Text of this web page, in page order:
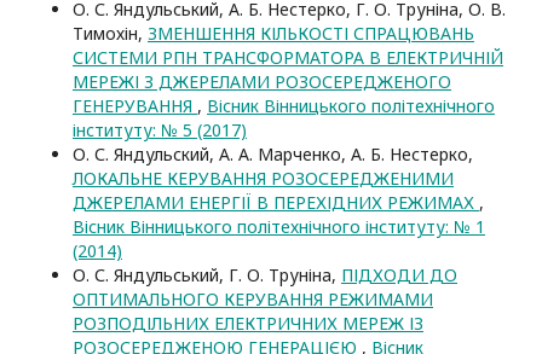
О. С. Яндульський, А. Б. Нестерко, Г. О. Труніна, О. В.
Тимохін, ЗМЕНШЕННЯ КІЛЬКОСТІ СПРАЦЮВАНЬ
СИСТЕМИ РПН ТРАНСФОРМАТОРА В ЕЛЕКТРИЧНІЙ
МЕРЕЖІ З ДЖЕРЕЛАМИ РОЗОСЕРЕДЖЕНОГО
ГЕНЕРУВАННЯ , Вісник Вінницького політехнічного
інституту: № 5 (2017)
О. С. Яндульский, А. А. Марченко, А. Б. Нестерко,
ЛОКАЛЬНЕ КЕРУВАННЯ РОЗОСЕРЕДЖЕНИМИ
ДЖЕРЕЛАМИ ЕНЕРГІЇ В ПЕРЕХІДНИХ РЕЖИМАХ ,
Вісник Вінницького політехнічного інституту: № 1
(2014)
О. С. Яндульський, Г. О. Труніна, ПІДХОДИ ДО
ОПТИМАЛЬНОГО КЕРУВАННЯ РЕЖИМАМИ
РОЗПОДІЛЬНИХ ЕЛЕКТРИЧНИХ МЕРЕЖ ІЗ
РОЗОСЕРЕДЖЕНОЮ ГЕНЕРАЦІЄЮ , Вісник